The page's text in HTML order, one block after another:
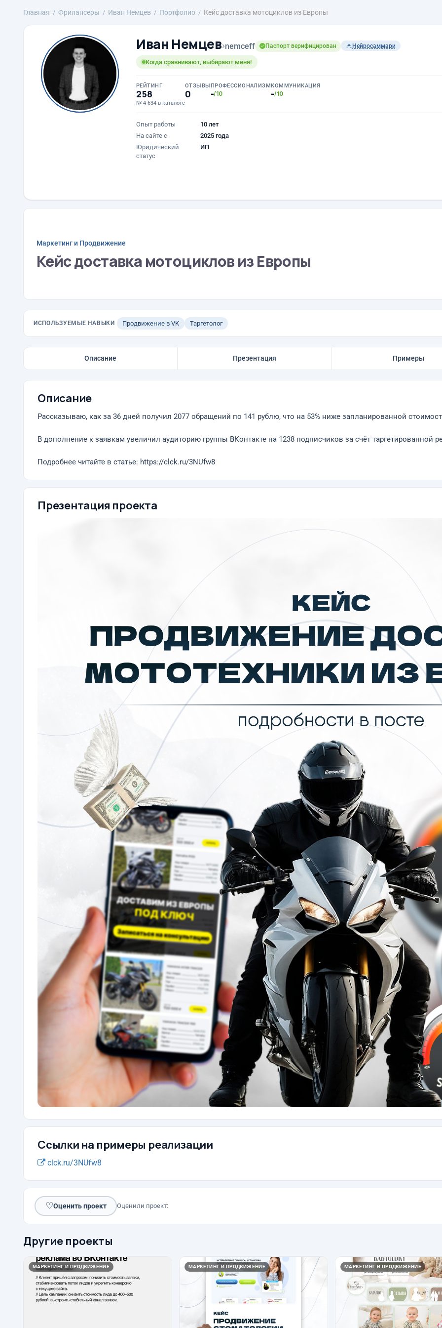
Главная Фрилансеры Иван Немцев Портфолио Кейс доставка мотоциклов из Европы
Иван Немцев›nemceff Паспорт верифицирован Нейросаммари
Когда сравнивают, выбирают меня!
РЕЙТИНГ
258
№ 4 634 в каталоге
ОТЗЫВЫ
0
ПРОФЕССИОНАЛИЗМ
-/10
КОММУНИКАЦИЯ
-/10
Опыт работы
10 лет
На сайте с
2025 года
Юридический
статус
ИП
Маркетинг и Продвижение
Кейс доставка мотоциклов из Европы
ИСПОЛЬЗУЕМЫЕ НАВЫКИ Продвижение в VK Таргетолог
Описание Презентация Примеры
Описание
Рассказываю, как за 36 дней получил 2077 обращений по 141 рублю, что на 53% ниже запланированной
В дополнение к заявкам увеличил аудиторию группы ВКонтакте на 1238 подписчиков за счёт таргетированной
Подробнее читайте в статье: https://clck.ru/3NUfw8
Презентация проекта
Ссылки на примеры реализации
clck.ru/3NUfw8
♡Оценить проект Оценили проект:
Другие проекты
МАРКЕТИНГ И ПРОДВИЖЕНИЕ МАРКЕТИНГ И ПРОДВИЖЕНИЕ МАРКЕТИНГ И ПРОДВИЖЕНИЕ